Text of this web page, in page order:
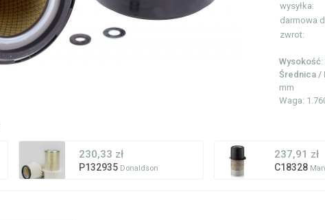
wysyłka:
darmowa
zwrot:
Wysokość
Średnica /
mm
Waga:
230,33 zł
P132935 Donaldson
237,91 zł
C18328